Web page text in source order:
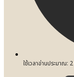
ใช้เวลาอ่านประมาณ: 2